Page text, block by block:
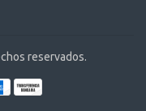
reservados.